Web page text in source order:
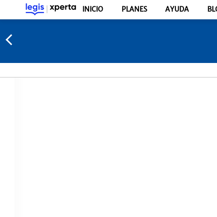
INICIO PLANES AYUDA